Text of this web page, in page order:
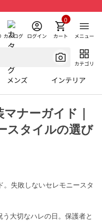
カタログ ログイン カート
0
メニュー
カテゴリ
メンズ インテリア
ナーガイド｜
スタイルの選び
大切なハレの日。保護者と